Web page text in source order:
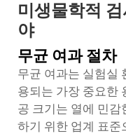
미생물학적
야
무균 여과 절차
무균 여과는 실험실
용되는 가장 중요한
공 크기는 열에 민감
하기 위한 업계 표준